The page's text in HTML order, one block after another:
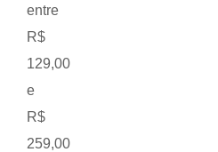
entre
R$
129,00
e
R$
259,00